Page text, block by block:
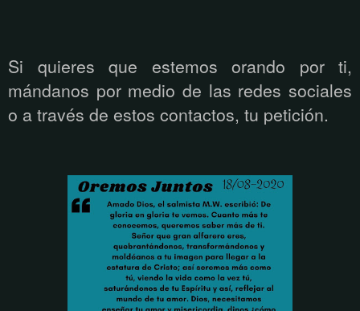
Si quieres que estemos orando por ti,
mándanos por medio de las redes sociales
o a través de estos contactos, tu petición.